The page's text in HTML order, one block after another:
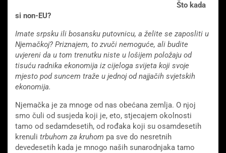
Što kada
si non-EU?
Imate srpsku ili bosansku putovnicu, a želite se zaposliti u
Njemačkoj? Priznajem, to zvuči nemoguće, ali budite
uvjereni da u tom trenutku niste u lošijem položaju od
tisuću radnika ekonomija iz cijeloga svijeta koji svoje
mjesto pod suncem traže u jednoj od najjačih svjetskih
ekonomija.
Njemačka je za mnoge od nas obećana zemlja. O njoj
smo čuli od susjeda koji je, eto, stjecajem okolnosti
tamo od sedamdesetih, od rođaka koji su osamdesetih
krenuli trbuhom za kruhom pa sve do nesretnih
devedesetih kada je mnogo naših sunarodnjaka tamo